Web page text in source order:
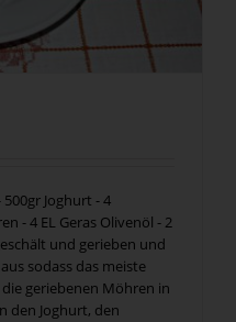
Joghurt - 4
- 4 EL Geras Olivenöl - 2
und gerieben und
sodass das meiste
geriebenen Möhren in
den Joghurt, den